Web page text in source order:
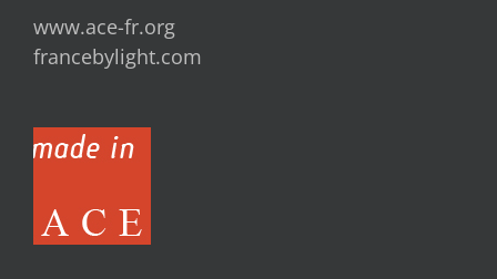
www.ace-fr.org
francebylight.com